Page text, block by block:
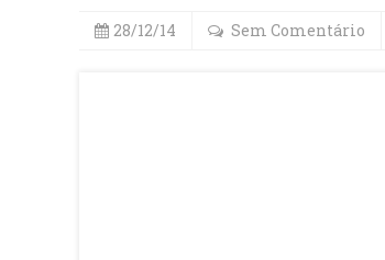
28/12/14 Sem Comentário